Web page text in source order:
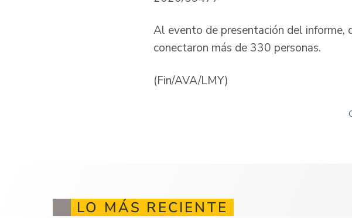
Al evento de presentación del
conectaron más de 330 personas.
(Fin/AVA/LMY)
LO MÁS RECIENTE